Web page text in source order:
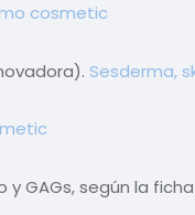
cosmetic
Sesderma,
GAGs, según la